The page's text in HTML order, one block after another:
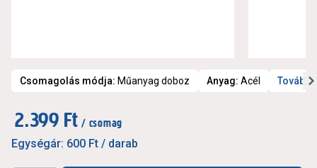
Csomagolás módja: Műanyag doboz Anyag: Acél
2.399 Ft / csomag
Egységár: 600 Ft / darab